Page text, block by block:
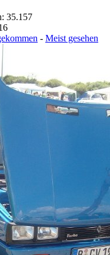
35.157
- Meist gesehen